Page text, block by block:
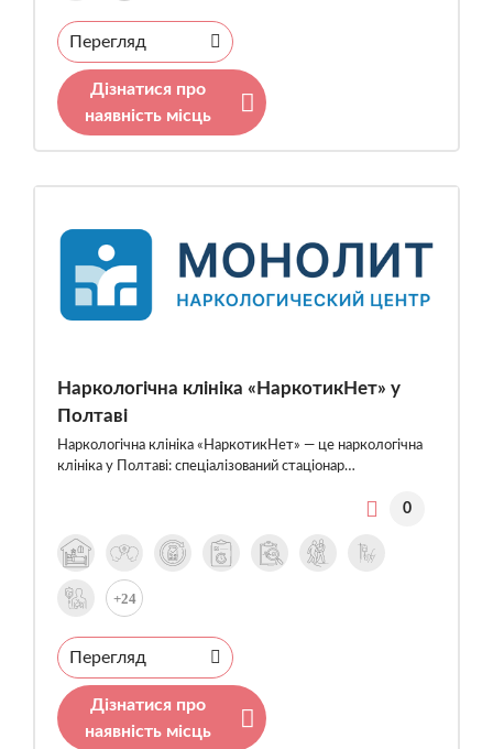
Перегляд
Дізнатися про
наявність місць
Наркологічна клініка «НаркотикНет» у
Полтаві
Наркологічна клініка «НаркотикНет» — це наркологічна
клініка у Полтаві: спеціалізований стаціонар…
0
+24
Перегляд
Дізнатися про
наявність місць